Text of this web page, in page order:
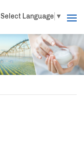
Select Language ▼